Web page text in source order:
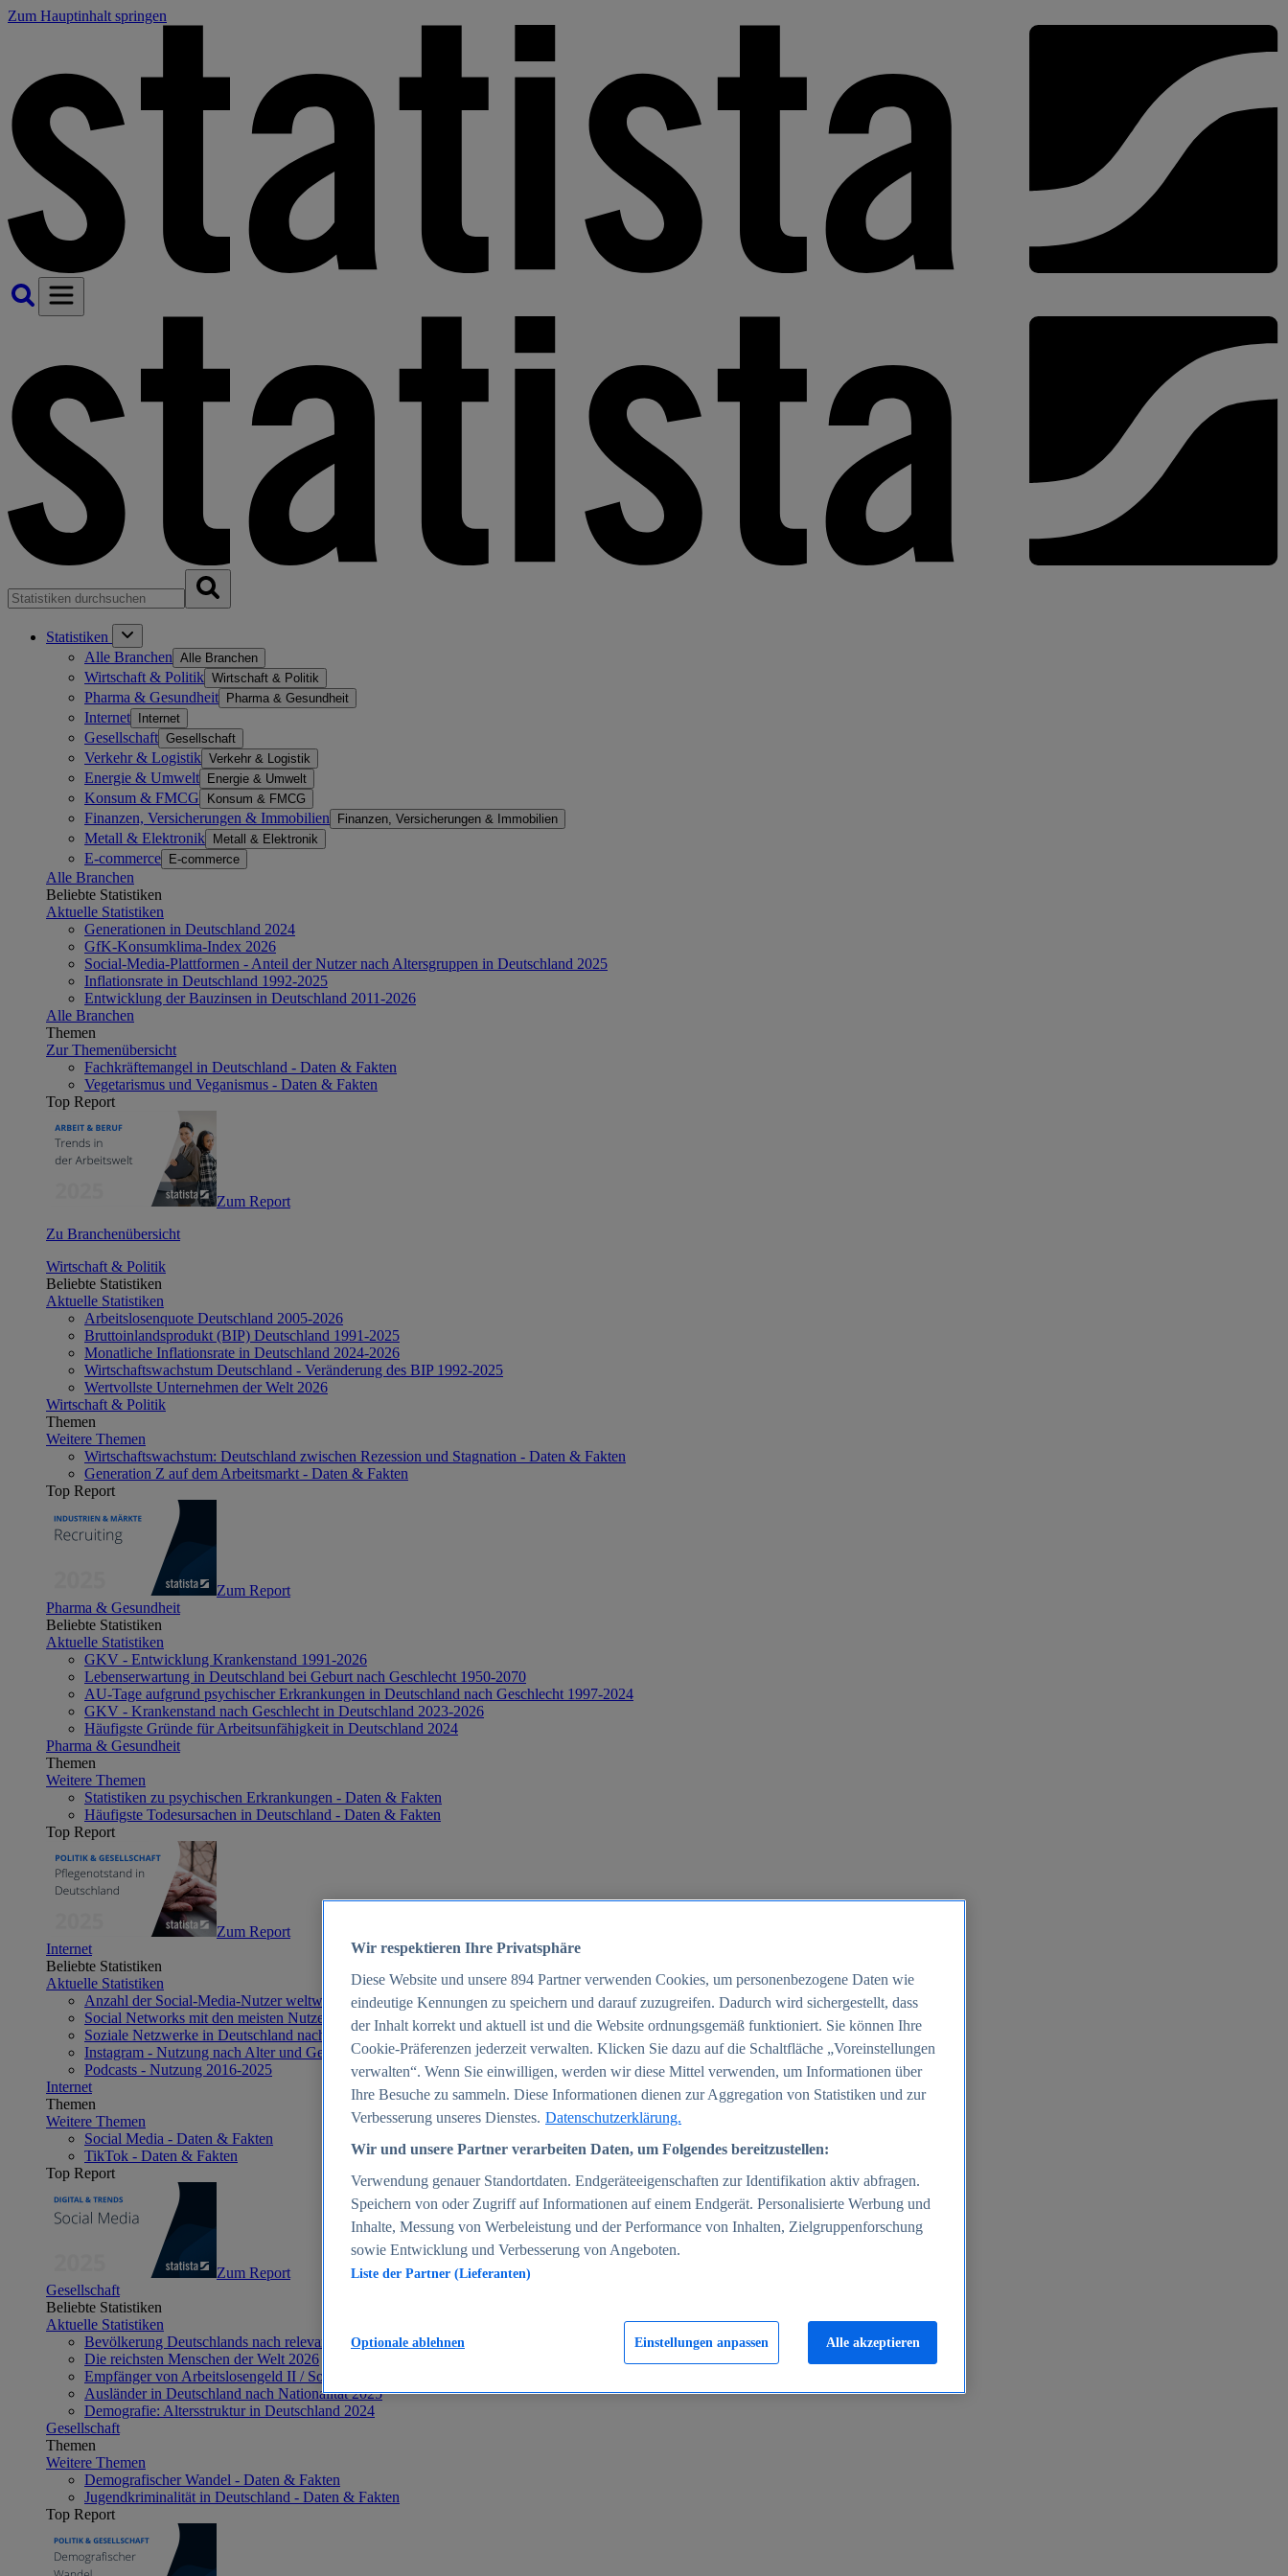
Zum Hauptinhalt springen
Statistiken
Alle Branchen Alle Branchen
Wirtschaft & Politik Wirtschaft & Politik
Pharma & Gesundheit Pharma & Gesundheit
Internet Internet
Gesellschaft Gesellschaft
Verkehr & Logistik Verkehr & Logistik
Energie & Umwelt Energie & Umwelt
Konsum & FMCG Konsum & FMCG
Finanzen, Versicherungen & Immobilien Finanzen, Versicherungen & Immobilien
Metall & Elektronik Metall & Elektronik
E-commerce E-commerce
Alle Branchen
Beliebte Statistiken
Aktuelle Statistiken
Generationen in Deutschland 2024
GfK-Konsumklima-Index 2026
Social-Media-Plattformen - Anteil der Nutzer nach Altersgruppen in Deutschland 2025
Inflationsrate in Deutschland 1992-2025
Entwicklung der Bauzinsen in Deutschland 2011-2026
Alle Branchen
Themen
Zur Themenübersicht
Fachkräftemangel in Deutschland - Daten & Fakten
Vegetarismus und Veganismus - Daten & Fakten
Top Report
Zum Report
Zu Branchenübersicht
Wirtschaft & Politik
Beliebte Statistiken
Aktuelle Statistiken
Arbeitslosenquote Deutschland 2005-2026
Bruttoinlandsprodukt (BIP) Deutschland 1991-2025
Monatliche Inflationsrate in Deutschland 2024-2026
Wirtschaftswachstum Deutschland - Veränderung des BIP 1992-2025
Wertvollste Unternehmen der Welt 2026
Wirtschaft & Politik
Themen
Weitere Themen
Wirtschaftswachstum: Deutschland zwischen Rezession und Stagnation - Daten & Fakten
Generation Z auf dem Arbeitsmarkt - Daten & Fakten
Top Report
Zum Report
Pharma & Gesundheit
Beliebte Statistiken
Aktuelle Statistiken
GKV - Entwicklung Krankenstand 1991-2026
Lebenserwartung in Deutschland bei Geburt nach Geschlecht 1950-2070
AU-Tage aufgrund psychischer Erkrankungen in Deutschland nach Geschlecht 1997-2024
GKV - Krankenstand nach Geschlecht in Deutschland 2023-2026
Häufigste Gründe für Arbeitsunfähigkeit in Deutschland 2024
Pharma & Gesundheit
Themen
Weitere Themen
Statistiken zu psychischen Erkrankungen - Daten & Fakten
Häufigste Todesursachen in Deutschland - Daten & Fakten
Top Report
Zum Report
Internet
Beliebte Statistiken
Aktuelle Statistiken
Anzahl der Social-Media-Nutzer weltweit 2012-2025
Social Networks mit den meisten Nutzern weltweit 2025
Soziale Netzwerke in Deutschland nach Generationen 2025
Instagram - Nutzung nach Alter und Geschlecht in Deutschland 2025
Podcasts - Nutzung 2016-2025
Internet
Themen
Weitere Themen
Social Media - Daten & Fakten
TikTok - Daten & Fakten
Top Report
Zum Report
Gesellschaft
Beliebte Statistiken
Aktuelle Statistiken
Bevölkerung Deutschlands nach relevanten Altersgruppen 2024
Die reichsten Menschen der Welt 2026
Empfänger von Arbeitslosengeld II / Sozialgeld / Bürgergeld in Deutschland 2005-2025
Ausländer in Deutschland nach Nationalität 2025
Demografie: Altersstruktur in Deutschland 2024
Gesellschaft
Themen
Weitere Themen
Demografischer Wandel - Daten & Fakten
Jugendkriminalität in Deutschland - Daten & Fakten
Top Report
Wir respektieren Ihre Privatsphäre
Diese Website und unsere 894 Partner verwenden Cookies, um personenbezogene Daten wie
eindeutige Kennungen zu speichern und darauf zuzugreifen. Dadurch wird sichergestellt, dass
der Inhalt korrekt und aktuell ist und die Website ordnungsgemäß funktioniert. Sie können Ihre
Cookie-Präferenzen jederzeit verwalten. Klicken Sie dazu auf die Schaltfläche „Voreinstellungen
verwalten“. Wenn Sie einwilligen, werden wir diese Mittel verwenden, um Informationen über
Ihre Besuche zu sammeln. Diese Informationen dienen zur Aggregation von Statistiken und zur
Verbesserung unseres Dienstes. Datenschutzerklärung.
Wir und unsere Partner verarbeiten Daten, um Folgendes bereitzustellen:
Verwendung genauer Standortdaten. Endgeräteeigenschaften zur Identifikation aktiv abfragen.
Speichern von oder Zugriff auf Informationen auf einem Endgerät. Personalisierte Werbung und
Inhalte, Messung von Werbeleistung und der Performance von Inhalten, Zielgruppenforschung
sowie Entwicklung und Verbesserung von Angeboten.
Liste der Partner (Lieferanten)
Einstellungen anpassen
Optionale ablehnen Alle akzeptieren